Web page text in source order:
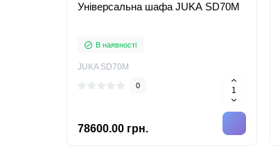
Універсальна шафа JUKA SD70M
В наявності
JUKA SD70M
0
78600.00 грн.